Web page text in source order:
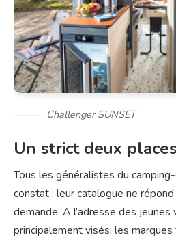
Challenger SUNSET
Un strict deux places
Tous les généralistes du
constat : leur catalogue ne
demande. A l’adresse des jeunes
principalement visés, les marques